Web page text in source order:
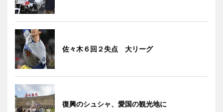
佐々木６回２失点 大リーグ
復興のシュシャ、愛国の観光地に